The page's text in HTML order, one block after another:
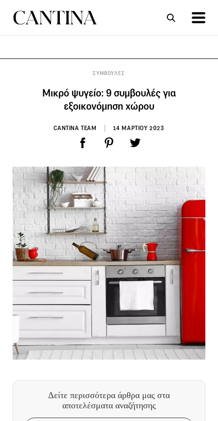
ΣΥΜΒΟΥΛΕΣ
Μικρό ψυγείο: 9 συμβουλές για
εξοικονόμηση χώρου
CANTINA TEAM 14 ΜΑΡΤΙΟΥ 2023
Δείτε περισσότερα άρθρα μας στα
αποτελέσματα αναζήτησης